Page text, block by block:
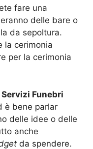
fare una
delle bare o
da sepoltura.
la cerimonia
per la cerimonia
Servizi Funebri
è bene parlar
delle idee o delle
anche
da spendere.